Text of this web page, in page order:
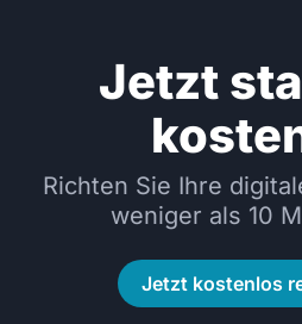
Jetzt
Richten Sie Ihre
weniger als 10
Jetzt kostenlos